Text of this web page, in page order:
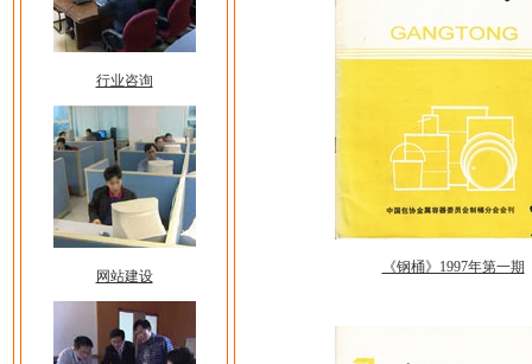
行业咨询
网站建设
《钢桶》1997年第一期